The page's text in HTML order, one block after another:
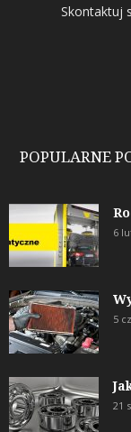
Skontaktuj
POPULARNE
6
5
21